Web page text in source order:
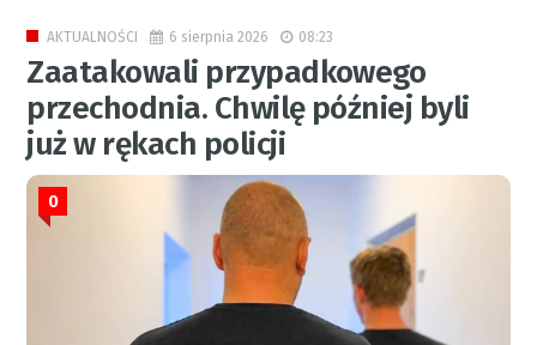
AKTUALNOŚCI 6 sierpnia 2026 08:23
Zaatakowali przypadkowego
przechodnia. Chwilę później byli
już w rękach policji
0